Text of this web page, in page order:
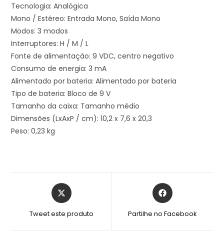
Tecnologia: Analógica
Mono / Estéreo: Entrada Mono, Saída Mono
Modos: 3 modos
Interruptores: H / M / L
Fonte de alimentação: 9 VDC, centro negativo
Consumo de energia: 3 mA
Alimentado por bateria: Alimentado por bateria
Tipo de bateria: Bloco de 9 V
Tamanho da caixa: Tamanho médio
Dimensões (LxAxP / cm): 10,2 x 7,6 x 20,3
Peso: 0,23 kg
Tweet este produto Partilhe no Facebook